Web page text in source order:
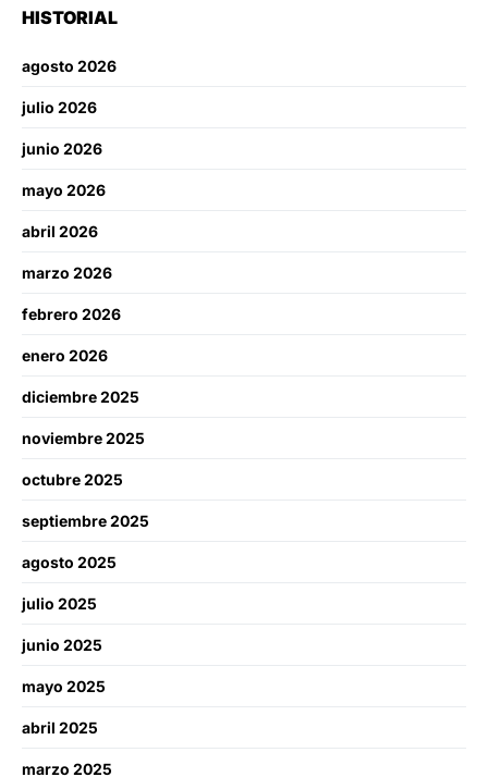
HISTORIAL
agosto 2026
julio 2026
junio 2026
mayo 2026
abril 2026
marzo 2026
febrero 2026
enero 2026
diciembre 2025
noviembre 2025
octubre 2025
septiembre 2025
agosto 2025
julio 2025
junio 2025
mayo 2025
abril 2025
marzo 2025